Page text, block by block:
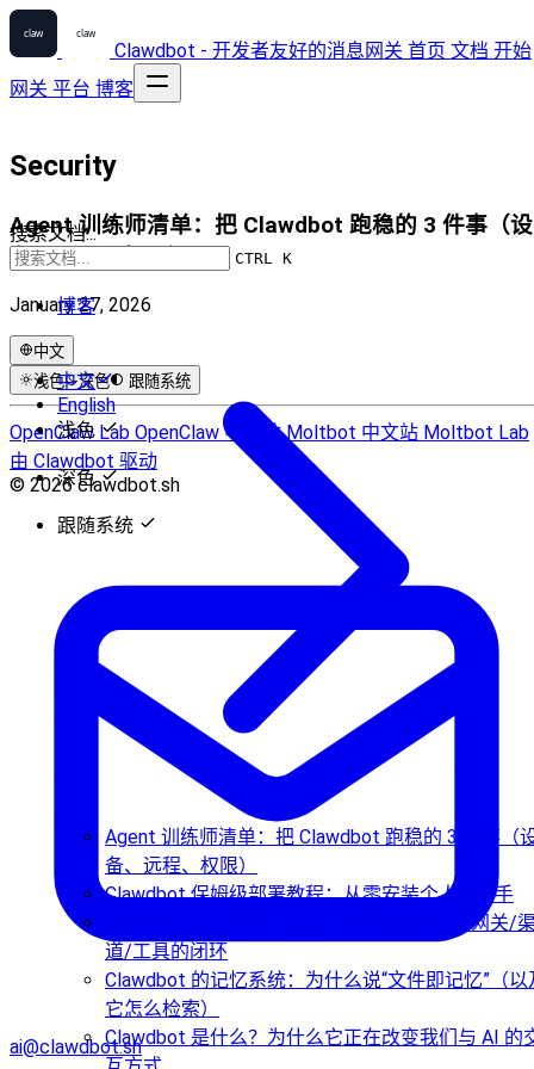
Clawdbot - 开发者友好的消息网关 首页 文档 开始
网关 平台 博客
搜索文档...
CTRL K
博客
Agent 训练师清单：把 Clawdbot 跑稳的 3 件事（
备、远程、权限）
Clawdbot 保姆级部署教程：从零安装个人AI助手
Clawdbot 到底是什么：从“可执行的聊天”到网关/
道/工具的闭环
Clawdbot 的记忆系统：为什么说“文件即记忆”（以
它怎么检索）
Clawdbot 是什么？为什么它正在改变我们与 AI 的
Security
Agent 训练师清单：把 Clawdbot 跑稳的 3 件事（设
备、远程、权限）
January 27, 2026
中文
中文
English
浅色 深色 跟随系统
浅色
深色
跟随系统
OpenClaw Lab OpenClaw 中文站Moltbot 中文站 Moltbot Lab
由 Clawdbot 驱动
© 2026 clawdbot.sh
ai@clawdbot.sh